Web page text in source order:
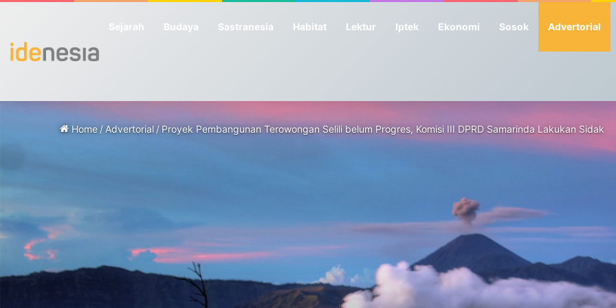
Sejarah Budaya Sastranesia Habitat Lektur Iptek Ekonomi Sosok Advertorial
Home / Advertorial /Proyek Pembangunan Terowongan Selili belum Progres, Komisi III DPRD Samarinda Lakukan Sidak